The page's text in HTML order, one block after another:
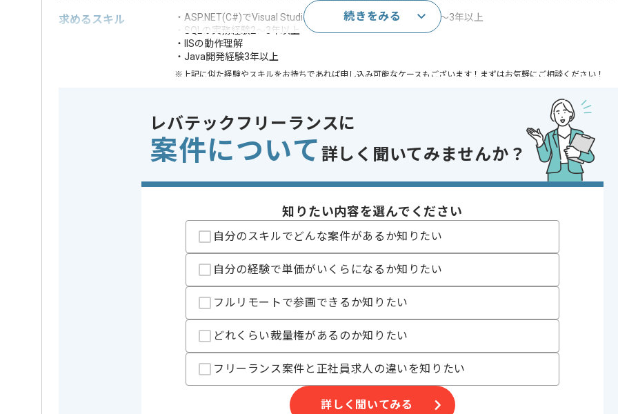
求めるスキル
・ASP.NET(C#)でVisual Studioを使用したWeb画面制作経験2～3年以上
・SQLの実務経験2～3年以上
・IISの動作理解
・Java開発経験3年以上
※上記に似た経験やスキルをお持ちであれば申し込み可能なケースもございます！まずはお気軽にご相談ください！
精算条件
有
支払いサイト
15日
ソーシャルゲームだけでなく、広告事業やコンテンツ事業など、
幅広く事業を展開している企業です。
ユーザーに長時間プレイしていただけるようなゲームを制作するために、
トレンドを敏感に捉えながらスピーディーに開発をしています。
漫画やアニメ好きのメンバーが多く明るい雰囲気で、質問がしやすい環境です。
ソーシャルゲームに携わりたい方はマッチします。
続きをみる
レバテックフリーランスに
案件について 詳しく聞いてみませんか？
知りたい内容を選んでください
自分のスキルでどんな案件があるか知りたい
自分の経験で単価がいくらになるか知りたい
フルリモートで参画できるか知りたい
どれくらい裁量権があるのか知りたい
フリーランス案件と正社員求人の違いを知りたい
詳しく聞いてみる